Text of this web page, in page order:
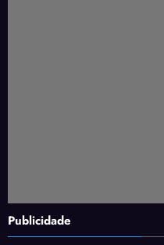
Publicidade